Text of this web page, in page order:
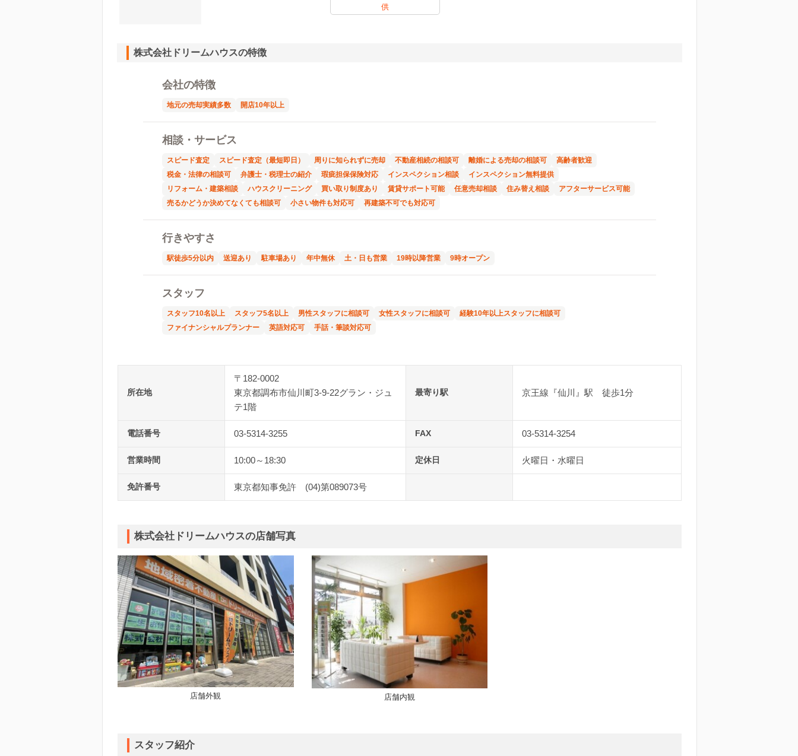
供
株式会社ドリームハウスの特徴
会社の特徴
地元の売却実績多数 開店10年以上
相談・サービス
スピード査定 スピード査定（最短即日） 周りに知られずに売却 不動産相続の相談可 離婚による売却の相談可
高齢者歓迎
税金・法律の相談可
弁護士・税理士の紹介 瑕疵担保保険対応 インスペクション相談
インスペクション無料提供
リフォーム・建築相談
ハウスクリーニング 買い取り制度あり 賃貸サポート可能 任意売却相談 住み替え相談
アフターサービス可能
売るかどうか決めてなくても相談可
小さい物件も対応可 再建築不可でも対応可
行きやすさ
駅徒歩5分以内 送迎あり 駐車場あり 年中無休 土・日も営業 19時以降営業 9時オープン
スタッフ
スタッフ10名以上 スタッフ5名以上 男性スタッフに相談可 女性スタッフに相談可
経験10年以上スタッフに相談可
ファイナンシャルプランナー
英語対応可 手話・筆談対応可
所在地
〒182-0002
東京都調布市仙川町3-9-22グラン・ジュ
テ1階
最寄り駅 京王線『仙川』駅 徒歩1分
電話番号 03-5314-3255 FAX 03-5314-3254
営業時間 10:00～18:30 定休日 火曜日・水曜日
免許番号 東京都知事免許 (04)第089073号
株式会社ドリームハウスの店舗写真
店舗外観 店舗内観
スタッフ紹介